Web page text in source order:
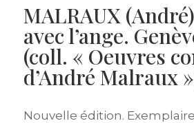
MALRAUX
avec l’ange.
(coll. « Oeuvres
d’André Malraux
Nouvelle édition.